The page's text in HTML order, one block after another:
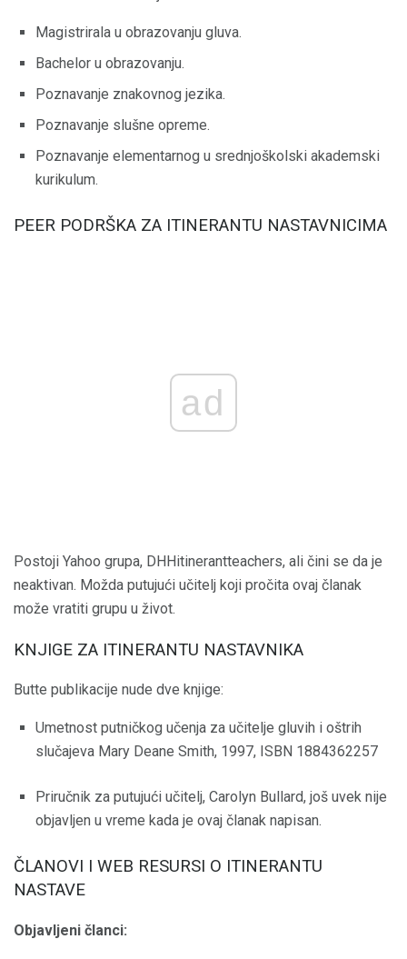
Magistrirala u obrazovanju gluva.
Bachelor u obrazovanju.
Poznavanje znakovnog jezika.
Poznavanje slušne opreme.
Poznavanje elementarnog u srednjoškolski akademski
kurikulum.
PEER PODRŠKA ZA ITINERANTU NASTAVNICIMA
ad
Postoji Yahoo grupa, DHHitinerantteachers, ali čini se da je
neaktivan. Možda putujući učitelj koji pročita ovaj članak
može vratiti grupu u život.
KNJIGE ZA ITINERANTU NASTAVNIKA
Butte publikacije nude dve knjige:
Umetnost putničkog učenja za učitelje gluvih i oštrih
slučajeva Mary Deane Smith, 1997, ISBN 1884362257
Priručnik za putujući učitelj, Carolyn Bullard, još uvek nije
objavljen u vreme kada je ovaj članak napisan.
ČLANOVI I WEB RESURSI O ITINERANTU
NASTAVE
Objavljeni članci: